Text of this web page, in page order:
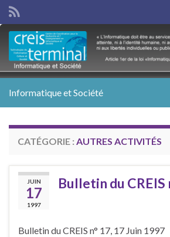
Search for:
Informatique et Société
CATÉGORIE : AUTRES ACTIVITÉS
JUIN
17
1997
Bulletin du
Bulletin du CREIS n° 17, 17 Juin 1997